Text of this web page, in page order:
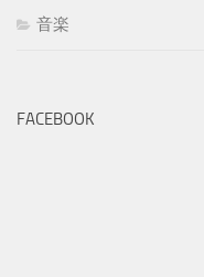
音楽
FACEBOOK